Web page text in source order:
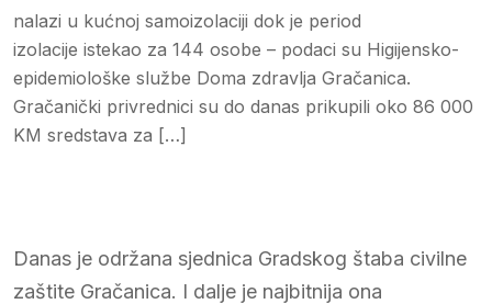
nalazi u kućnoj samoizolaciji dok je period
izolacije istekao za 144 osobe – podaci su Higijensko-
epidemiološke službe Doma zdravlja Gračanica.
Gračanički privrednici su do danas prikupili oko 86 000
KM sredstava za […]
Danas je održana sjednica Gradskog štaba civilne
zaštite Gračanica. I dalje je najbitnija ona